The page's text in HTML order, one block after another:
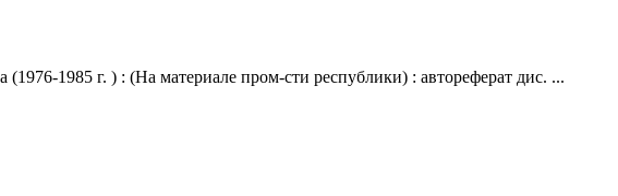
1985 г. ) : (На материале пром-сти республики) : автореферат дис. ...